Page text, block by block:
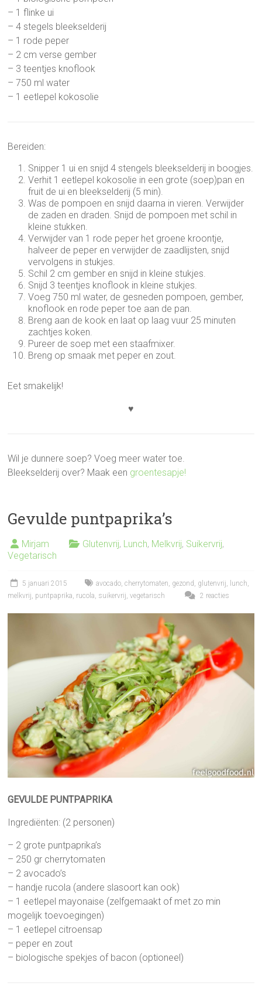
– 1 flinke ui
– 4 stegels bleekselderij
– 1 rode peper
– 2 cm verse gember
– 3 teentjes knoflook
– 750 ml water
– 1 eetlepel kokosolie
Bereiden:
Snipper 1 ui en snijd 4 stengels bleekselderij in boogjes.
Verhit 1 eetlepel kokosolie in een grote (soep)pan en
fruit de ui en bleekselderij (5 min).
Was de pompoen en snijd daarna in vieren. Verwijder
de zaden en draden. Snijd de pompoen met schil in
kleine stukken.
Verwijder van 1 rode peper het groene kroontje,
halveer de peper en verwijder de zaadlijsten, snijd
vervolgens in stukjes.
Schil 2 cm gember en snijd in kleine stukjes.
Snijd 3 teentjes knoflook in kleine stukjes.
Voeg 750 ml water, de gesneden pompoen, gember,
knoflook en rode peper toe aan de pan.
Breng aan de kook en laat op laag vuur 25 minuten
zachtjes koken.
Pureer de soep met een staafmixer.
Breng op smaak met peper en zout.
Eet smakelijk!
♥
Wil je dunnere soep? Voeg meer water toe.
Bleekselderij over? Maak een groentesapje!
Gevulde puntpaprika’s
Mirjam Glutenvrij, Lunch, Melkvrij, Suikervrij,
Vegetarisch
5 januari 2015 avocado,cherrytomaten, gezond , glutenvrij, lunch,
melkvrij, puntpaprika, rucola, suikervrij,vegetarisch 2 reacties
GEVULDE PUNTPAPRIKA
Ingrediënten: (2 personen)
– 2 grote puntpaprika’s
– 250 gr cherrytomaten
– 2 avocado’s
– handje rucola (andere slasoort kan ook)
– 1 eetlepel mayonaise (zelfgemaakt of met zo min
mogelijk toevoegingen)
– 1 eetlepel citroensap
– peper en zout
– biologische spekjes of bacon (optioneel)